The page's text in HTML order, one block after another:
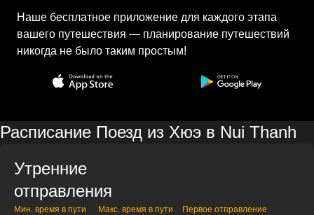
Наше бесплатное приложение для каждого этапа
вашего путешествия — планирование путешествий
никогда не было таким простым!
Расписание Поезд из Хюэ в Nui Thanh
Утренние
отправления
Мин. время в пути Макс. время в пути Первое отправление